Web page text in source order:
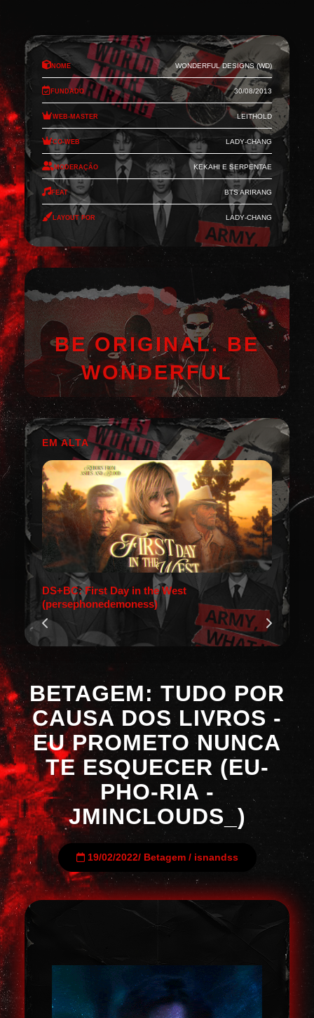
Nome Wonderful Designs (WD)
Fundado 30/08/2013
Web-Master Leithold
Co-Web Lady-Chang
Moderação Kekahi e Serpentae
Feat BTS Arirang
Layout por Lady-Chang
BE ORIGINAL. BE
WONDERFUL
EM ALTA
DS+BC: First Day in the West
(persephonedemoness)
BETAGEM: TUDO POR
CAUSA DOS LIVROS -
EU PROMETO NUNCA
TE ESQUECER (EU-
PHO-RIA -
JMINCLOUDS_)
19/02/2022/ Betagem/ isnandss